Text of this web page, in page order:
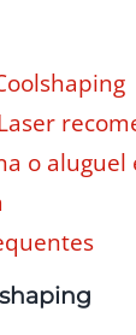
o aluguel